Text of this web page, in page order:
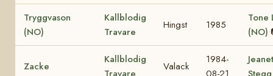
Tryggvason
(NO)
Kallblodig
Travare
Hingst 1985
Tone
(NO)
Zacke
Kallblodig
Travare
Valack
1984-
08-21
Stegg